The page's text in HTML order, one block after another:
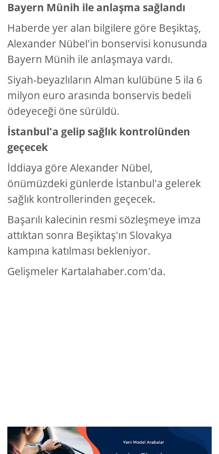
Bayern Münih ile anlaşma sağlandı
Haberde yer alan bilgilere göre Beşiktaş,
Alexander Nübel'in bonservisi konusunda
Bayern Münih ile anlaşmaya vardı.
Siyah-beyazlıların Alman kulübüne 5 ila 6
milyon euro arasında bonservis bedeli
ödeyeceği öne sürüldü.
İstanbul'a gelip sağlık kontrolünden
geçecek
İddiaya göre Alexander Nübel,
önümüzdeki günlerde İstanbul'a gelerek
sağlık kontrollerinden geçecek.
Başarılı kalecinin resmi sözleşmeye imza
attıktan sonra Beşiktaş'ın Slovakya
kampına katılması bekleniyor.
Gelişmeler Kartalahaber.com'da.